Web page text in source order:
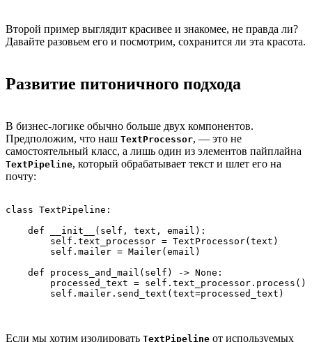
Второй пример выглядит красивее и знакомее, не правда ли?
Давайте разовьем его и посмотрим, сохранится ли эта красота.
Развитие питоничного подхода
В бизнес-логике обычно больше двух компонентов.
Предположим, что наш TextProcessor, — это не
самостоятельный класс, а лишь один из элементов пайплайна
TextPipeline, который обрабатывает текст и шлет его на
почту:
class TextPipeline:
    def __init__(self, text, email):
        self.text_processor = TextProcessor(text)
        self.mailer = Mailer(email)
    def process_and_mail(self) -> None:
        processed_text = self.text_processor.process()
Если мы хотим изолировать TextPipeline от используемых